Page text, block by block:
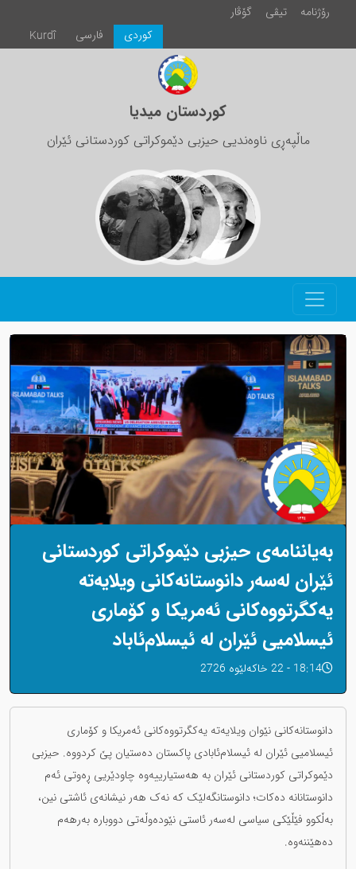
رۆژنامە تیڤی
گۆڤار
Kurdî
فارسی كوردی
کوردستان میدیا
ماڵپەڕی ناوەندیی حیزبی دێموکراتی کوردستانی ئێران
بەیاننامەی حیزبی دێموکراتی کوردستانی
ئێران لەسەر دانوستانەکانی ویلایەتە
یەکگرتووەکانی ئەمریکا و کۆماری
ئیسلامیی ئێران لە ئیسلام‌ئاباد
18:14 - 22 خاکەلێوه 2726
دانوستانەکانی نێوان ویلایەتە یەکگرتووەکانی ئەمریکا و کۆماری
ئیسلامیی ئێران لە ئیسلام‌ئابادی پاکستان دەستیان پێ کردووە. حیزبی
دێموکراتی کوردستانی ئێران بە هەستیارییەوە چاودێریی ڕەوتی ئەم
دانوستانانە دەکات؛ دانوستانگەلێک کە نەک هەر نیشانەی ئاشتی نین،
بەڵکوو فێڵێکی سیاسی لەسەر ئاستی نێودەوڵەتی دووبارە بەرهەم
دەهێننەوە.